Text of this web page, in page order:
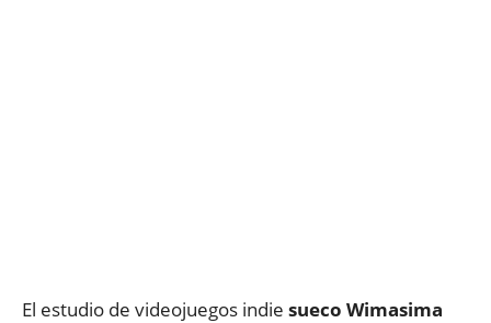
El estudio de videojuegos indie sueco Wimasima